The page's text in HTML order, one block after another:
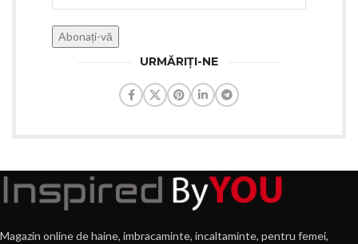
URMĂRIȚI-NE
Magazin online de haine, imbracaminte, incaltaminte, pentru femei,